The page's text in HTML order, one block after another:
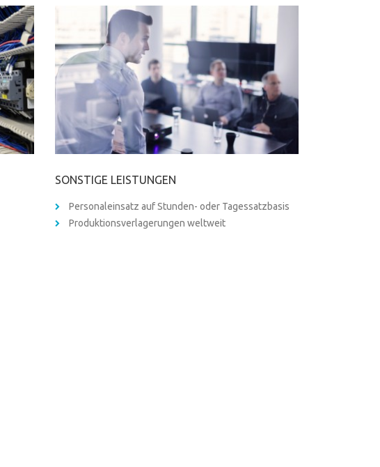
SONSTIGE LEISTUNGEN
Personaleinsatz auf Stunden- oder Tagessatzbasis
Produktionsverlagerungen weltweit